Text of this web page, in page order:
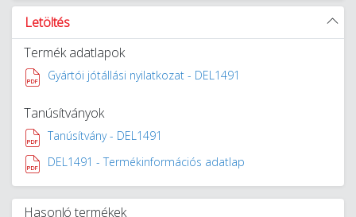
Letöltés
Termék adatlapok
Gyártói jótállási nyilatkozat - DEL1491
Tanúsítványok
Tanúsítvány - DEL1491
DEL1491 - Termékinformációs adatlap
Hasonló termékek